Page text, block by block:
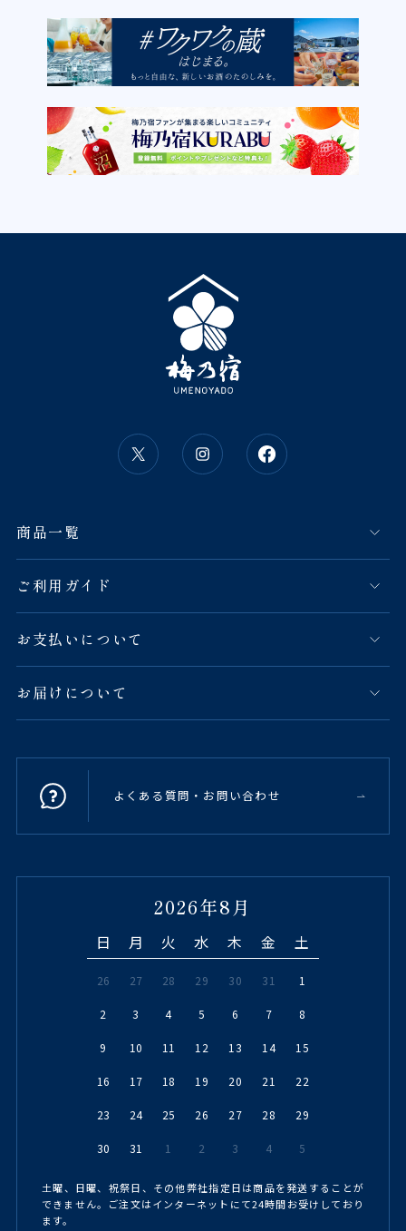
商品一覧
ご利用ガイド
お支払いについて
お届けについて
よくある質問・お問い合わせ
2026年8月
日 月 火 水 木 金 土
26 27 28 29 30 31 1
2 3 4 5 6 7 8
9 10 11 12 13 14 15
16 17 18 19 20 21 22
23 24 25 26 27 28 29
30 31 1 2 3 4 5
土曜、日曜、祝祭日、その他弊社指定日は商品を発送することが
できません。ご注文はインターネットにて24時間お受けしており
ます。